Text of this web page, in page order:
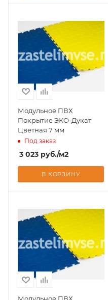
Модульное ПВХ
Покрытие ЭКО-Дукат
Цветная 7 мм
Под заказ
3 023 руб./м2
В КОРЗИНУ